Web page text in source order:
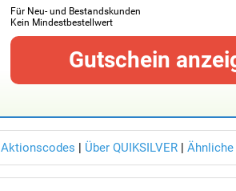
Für Neu- und Bestandskunden
Kein Mindestbestellwert
Gutschein
Aktionscodes | Über QUIKSILVER |